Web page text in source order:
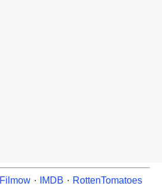
Filmow · IMDB · RottenTomatoes